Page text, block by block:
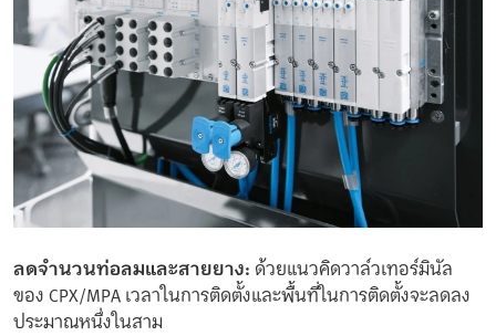
ลดจำนวนท่อลมและสายยาง: ด้วยแนวคิดวาล์วเทอร์มินัล
ของ CPX/MPA เวลาในการติดตั้งและพื้นที่ในการติดตั้งจะลดลง
ประมาณหนึ่งในสาม